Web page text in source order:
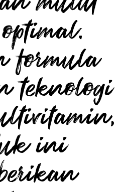
formula
teknologi
ini